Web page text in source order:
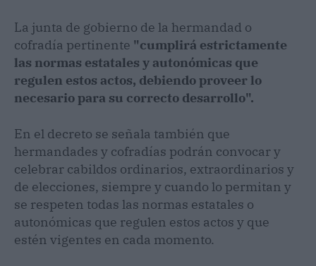
La junta de gobierno de la hermandad o
cofradía pertinente "cumplirá estrictamente
las normas estatales y autonómicas que
regulen estos actos, debiendo proveer lo
necesario para su correcto desarrollo".
En el decreto se señala también que
hermandades y cofradías podrán convocar y
celebrar cabildos ordinarios, extraordinarios y
de elecciones, siempre y cuando lo permitan y
se respeten todas las normas estatales o
autonómicas que regulen estos actos y que
estén vigentes en cada momento.